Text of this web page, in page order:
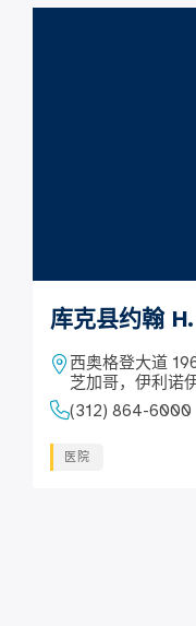
库克县约翰
西奥格登大道
芝加哥，伊利诺
(312) 864-6000
医院